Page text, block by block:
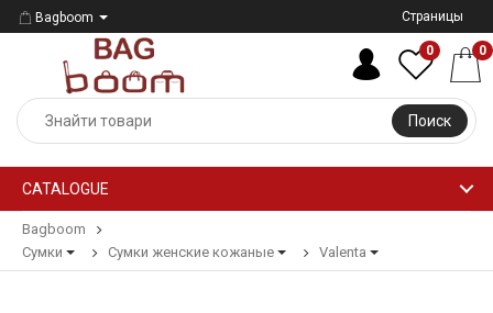
Bagboom Страницы
Поиск
0 0
CATALOGUE
Bagboom
Сумки
Сумки женские кожаные Valenta